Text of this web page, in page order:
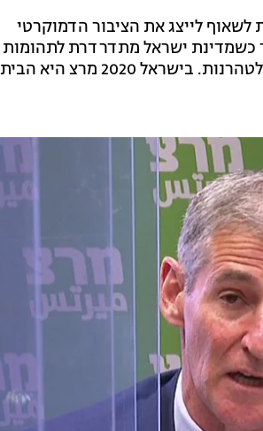
לייצג את הציבור הדמוקרטי
כשמדינת ישראל מתדרדרת לתהומות
של שחיתות, לאומנות, גזענות והדתה. אין לנו יותר את הפריווילגיה לטהרנות. בישראל 2020 מרצ היא הבית